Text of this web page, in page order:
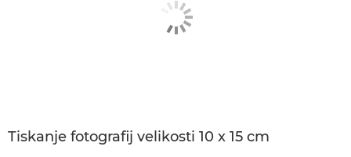
Tiskanje fotografij velikosti 10 x 15 cm